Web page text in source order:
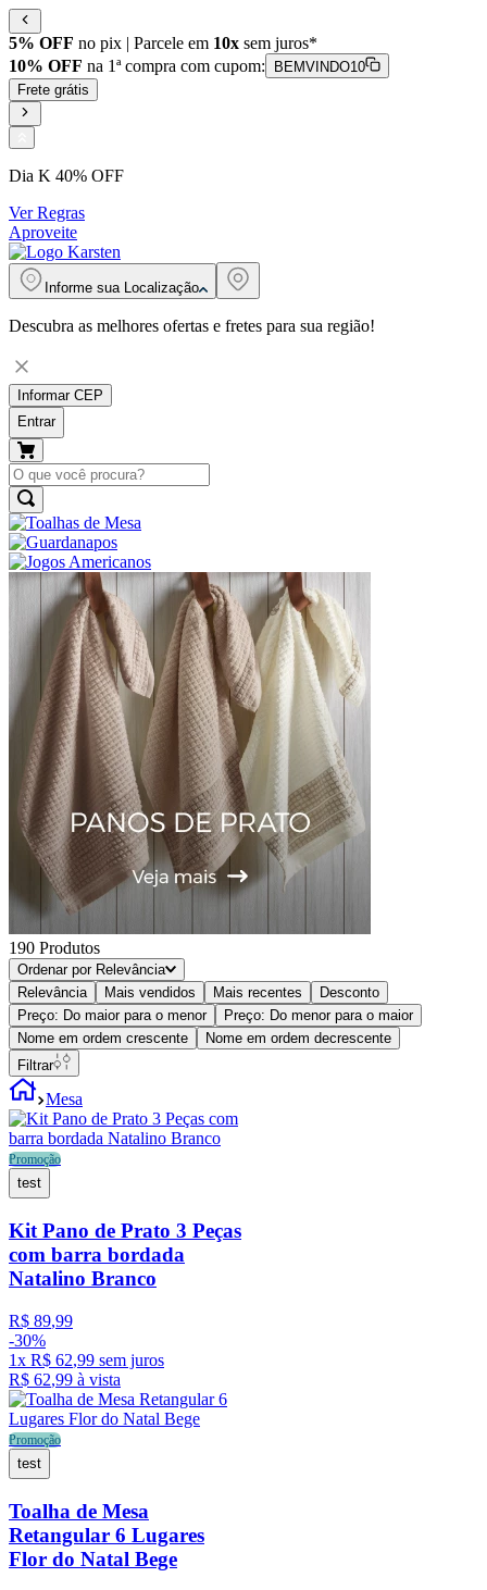
5% OFF no pix | Parcele em 10x sem juros*
10% OFF na 1ª compra com cupom:
BEMVINDO10
Frete grátis
Dia K 40% OFF
Ver Regras
Aproveite
Informe sua Localização
Descubra as melhores ofertas e fretes para sua região!
Informar CEP
Entrar
190 Produtos
Ordenar por Relevância
Relevância
Mais vendidos Mais recentes
Desconto
Preço: Do maior para o menor
Preço: Do menor para o maior
Nome em ordem crescente
Nome em ordem decrescente
Filtrar
Mesa
Promoção
test
Kit Pano de Prato 3 Peças
com barra bordada
Natalino Branco
R$ 89,99
-30%
1x R$ 62,99 sem juros
R$ 62,99 à vista
Promoção
test
Toalha de Mesa
Retangular 6 Lugares
Flor do Natal Bege